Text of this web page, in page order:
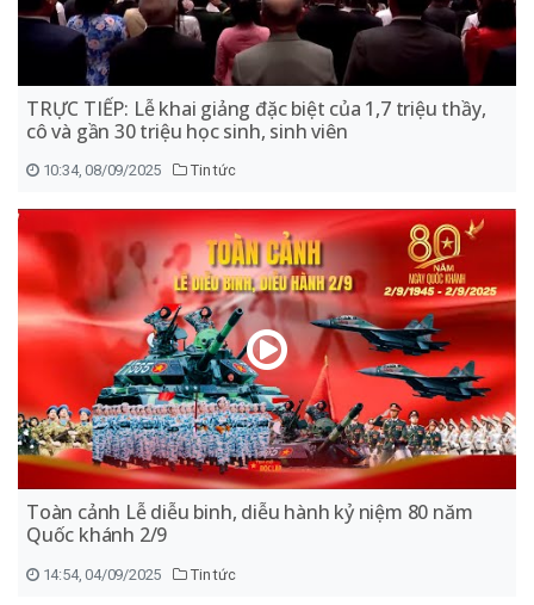
TRỰC TIẾP: Lễ khai giảng đặc biệt của 1,7 triệu thầy,
cô và gần 30 triệu học sinh, sinh viên
10:34, 08/09/2025 Tin tức
Toàn cảnh Lễ diễu binh, diễu hành kỷ niệm 80 năm
Quốc khánh 2/9
14:54, 04/09/2025 Tin tức